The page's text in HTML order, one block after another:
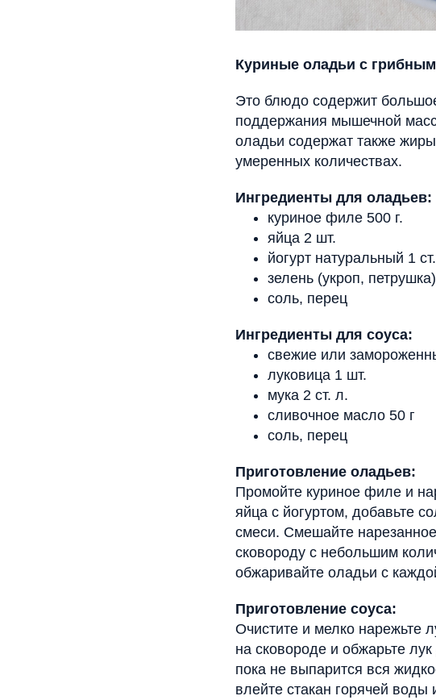
Куриные оладьи с
Это блюдо содержит
поддержания мышечной
оладьи содержат также
умеренных количествах.
Ингредиенты для оладьев:
куриное филе 500 г.
яйца 2 шт.
йогурт натуральный 1
зелень (укроп,
соль, перец
Ингредиенты для соуса:
свежие или
луковица 1 шт.
мука 2 ст. л.
сливочное масло 50 г
соль, перец
Приготовление оладьев:
Промойте куриное филе и
яйца с йогуртом, добавьте
смеси. Смешайте
сковороду с небольшим
обжаривайте оладьи с
Приготовление соуса:
Очистите и мелко нарежьте
на сковороде и обжарьте
пока не выпарится вся
влейте стакан горячей